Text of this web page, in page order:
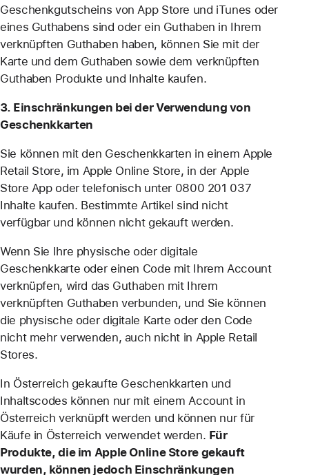
Geschenkgutscheins von App Store und iTunes oder
eines Guthabens sind oder ein Guthaben in Ihrem
verknüpften Guthaben haben, können Sie mit der
Karte und dem Guthaben sowie dem verknüpften
Guthaben Produkte und Inhalte kaufen.
3. Einschränkungen bei der Verwendung von
Geschenkkarten
Sie können mit den Geschenkkarten in einem Apple
Retail Store, im Apple Online Store, in der Apple
Store App oder telefonisch unter 0800 201 037
Inhalte kaufen. Bestimmte Artikel sind nicht
verfügbar und können nicht gekauft werden.
Wenn Sie Ihre physische oder digitale
Geschenkkarte oder einen Code mit Ihrem Account
verknüpfen, wird das Guthaben mit Ihrem
verknüpften Guthaben verbunden, und Sie können
die physische oder digitale Karte oder den Code
nicht mehr verwenden, auch nicht in Apple Retail
Stores.
In Österreich gekaufte Geschenkkarten und
Inhaltscodes können nur mit einem Account in
Österreich verknüpft werden und können nur für
Käufe in Österreich verwendet werden. Für
Produkte, die im Apple Online Store gekauft
wurden, können jedoch Einschränkungen